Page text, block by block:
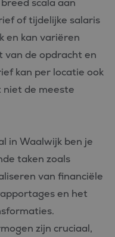
scala aan
of tijdelijke salaris
en kan variëren
van de opdracht en
kan per locatie ook
niet de meeste
in Waalwijk ben je
taken zoals
van financiële
en het
zijn cruciaal,